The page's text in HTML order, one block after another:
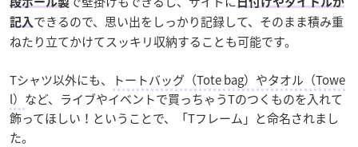
記入 できるので、思い出をしっかり記録して、そのまま積み重
ねたり立てかけてスッキリ収納することも可能です。
Tシャツ以外にも、
トートバッグ（Tote bag）やタオル（Towe
l） など、ライブやイベントで買っちゃうTのつくものを入れて
飾ってほしい！ということで、「Tフレーム」と命名されまし
た。